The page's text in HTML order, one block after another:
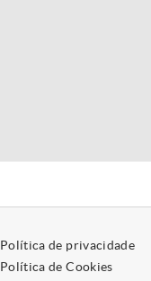
Política de privacidade
Política de Cookies